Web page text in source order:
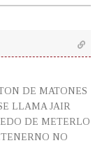
DE MATONES
LLAMA JAIR
DE METERLO
NO